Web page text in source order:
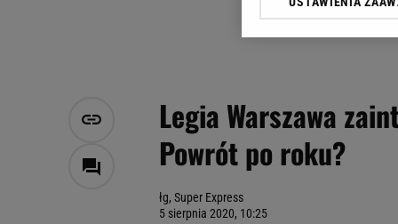
Legia Warszawa
Powrót po roku?
łg, Super Express
5 sierpnia 2020, 10:25
Klikając „Akceptuję”
Zaufanych Partnerów i
My, nasi Zaufani
Użycie dokładnych
Przechowywanie